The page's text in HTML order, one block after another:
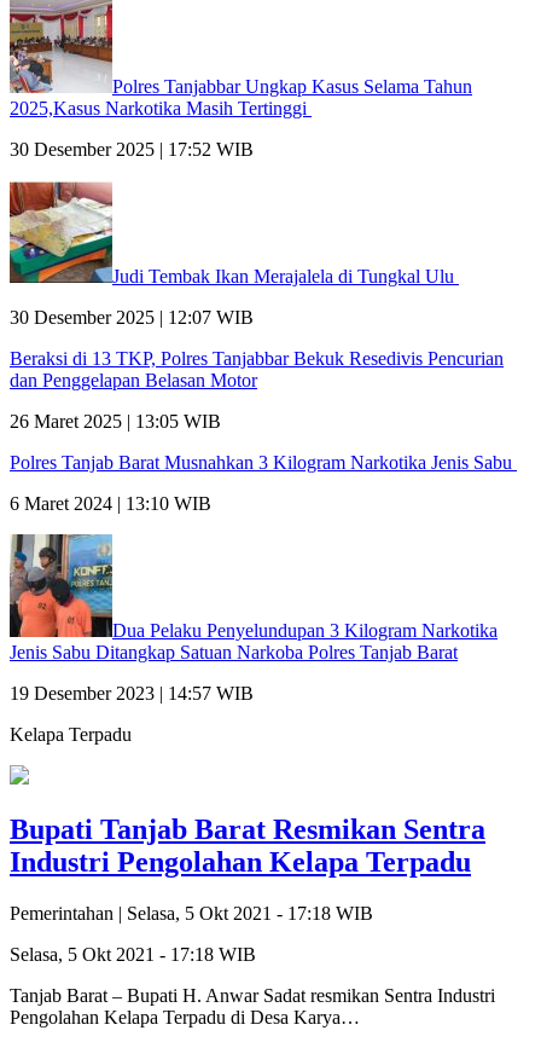
Polres Tanjabbar Ungkap Kasus Selama Tahun
2025,Kasus Narkotika Masih Tertinggi
30 Desember 2025 | 17:52 WIB
Judi Tembak Ikan Merajalela di Tungkal Ulu
30 Desember 2025 | 12:07 WIB
Beraksi di 13 TKP, Polres Tanjabbar Bekuk Resedivis Pencurian
dan Penggelapan Belasan Motor
26 Maret 2025 | 13:05 WIB
Polres Tanjab Barat Musnahkan 3 Kilogram Narkotika Jenis Sabu
6 Maret 2024 | 13:10 WIB
Dua Pelaku Penyelundupan 3 Kilogram Narkotika
Jenis Sabu Ditangkap Satuan Narkoba Polres Tanjab Barat
19 Desember 2023 | 14:57 WIB
Kelapa Terpadu
Bupati Tanjab Barat Resmikan Sentra
Industri Pengolahan Kelapa Terpadu
Pemerintahan | Selasa, 5 Okt 2021 - 17:18 WIB
Selasa, 5 Okt 2021 - 17:18 WIB
Tanjab Barat – Bupati H. Anwar Sadat resmikan Sentra Industri
Pengolahan Kelapa Terpadu di Desa Karya…